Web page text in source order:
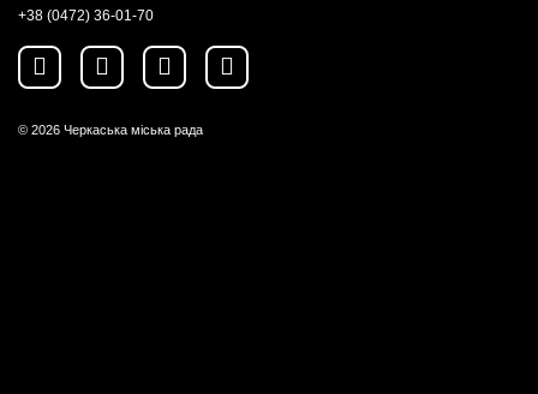
+38 (0472) 36-01-70
© 2026 Черкаська міська рада